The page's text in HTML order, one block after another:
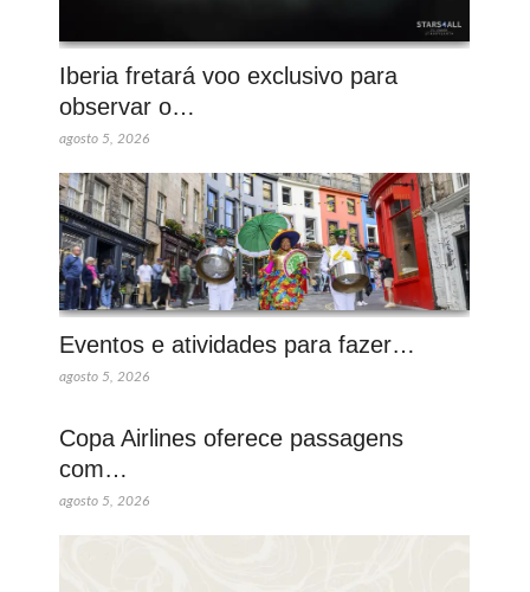
Iberia fretará voo exclusivo para
observar o…
agosto 5, 2026
Eventos e atividades para fazer…
agosto 5, 2026
Copa Airlines oferece passagens
com…
agosto 5, 2026